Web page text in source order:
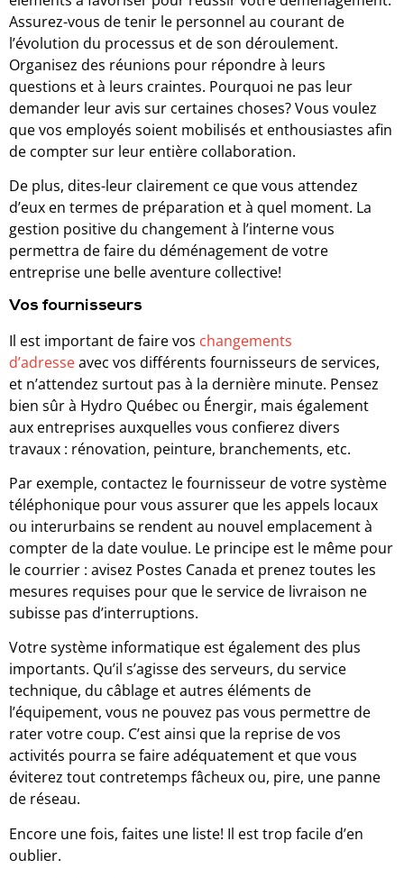
Assurez-vous de tenir le personnel au courant de
l’évolution du processus et de son déroulement.
Organisez des réunions pour répondre à leurs
questions et à leurs craintes. Pourquoi ne pas leur
demander leur avis sur certaines choses? Vous voulez
que vos employés soient mobilisés et enthousiastes afin
de compter sur leur entière collaboration.
De plus, dites-leur clairement ce que vous attendez
d’eux en termes de préparation et à quel moment. La
gestion positive du changement à l’interne vous
permettra de faire du déménagement de votre
entreprise une belle aventure collective!
Vos fournisseurs
Il est important de faire vos changements
d’adresseavec vos différents fournisseurs de services,
et n’attendez surtout pas à la dernière minute. Pensez
bien sûr à Hydro Québec ou Énergir, mais également
aux entreprises auxquelles vous confierez divers
travaux : rénovation, peinture, branchements, etc.
Par exemple, contactez le fournisseur de votre système
téléphonique pour vous assurer que les appels locaux
ou interurbains se rendent au nouvel emplacement à
compter de la date voulue. Le principe est le même pour
le courrier : avisez Postes Canada et prenez toutes les
mesures requises pour que le service de livraison ne
subisse pas d’interruptions.
Votre système informatique est également des plus
importants. Qu’il s’agisse des serveurs, du service
technique, du câblage et autres éléments de
l’équipement, vous ne pouvez pas vous permettre de
rater votre coup. C’est ainsi que la reprise de vos
activités pourra se faire adéquatement et que vous
éviterez tout contretemps fâcheux ou, pire, une panne
de réseau.
Encore une fois, faites une liste! Il est trop facile d’en
oublier.